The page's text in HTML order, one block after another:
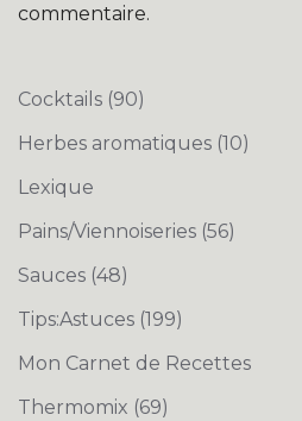
commentaire.
Cocktails (90)
Herbes aromatiques (10)
Lexique
Pains/Viennoiseries (56)
Sauces (48)
Tips:Astuces (199)
Mon Carnet de Recettes
Thermomix (69)